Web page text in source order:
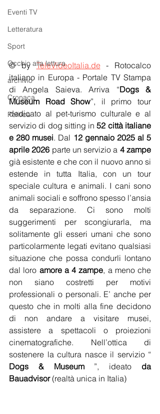
Eventi TV
Letteratura
Sport
Occhio alla lettura
archivio
Cronaca
Politica
© by TeleVideoItalia.de - Rotocalco
italiano in Europa - Portale TV Stampa
di Angela Saieva. Arriva “Dogs &
Museum Road Show”, il primo tour
dedicato al pet-turismo culturale e al
servizio di dog sitting in 52 città italiane
e 280 musei. Dal 12 gennaio 2025 al 5
aprile 2026 parte un servizio a 4 zampe
già esistente e che con il nuovo anno si
estende in tutta Italia, con un tour
speciale cultura e animali. I cani sono
animali sociali e soffrono spesso l’ansia
da separazione. Ci sono molti
suggerimenti per scongiurarla, ma
solitamente gli esseri umani che sono
particolarmente legati evitano qualsiasi
situazione che possa condurli lontano
dal loro amore a 4 zampe, a meno che
non siano costretti per motivi
professionali o personali. E’ anche per
questo che in molti alla fine decidono
di non andare a visitare musei,
assistere a spettacoli o proiezioni
cinematografiche. Nell’ottica di
Dogs & Museum ”, ideato da
Bauadvisor (realtà unica in Italia)